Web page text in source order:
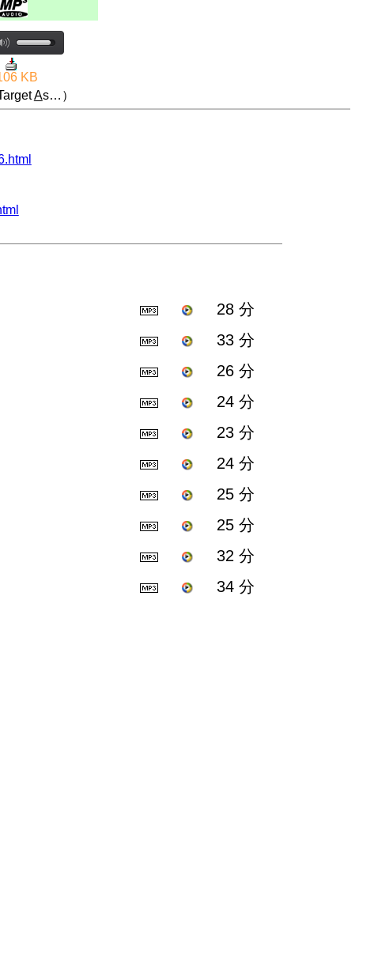
KB
As…）
28 分
33 分
26 分
24 分
23 分
24 分
25 分
25 分
32 分
34 分